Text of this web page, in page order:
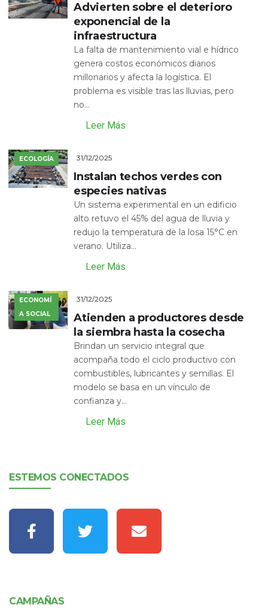
Advierten sobre el deterioro
exponencial de la
infraestructura
La falta de mantenimiento vial e hídrico
genera costos económicos diarios
millonarios y afecta la logística. El
problema es visible tras las lluvias, pero
no...
Leer Más
ECOLOGÍA 31/12/2025
Instalan techos verdes con
especies nativas
Un sistema experimental en un edificio
alto retuvo el 45% del agua de lluvia y
redujo la temperatura de la losa 15°C en
verano. Utiliza...
Leer Más
ECONOMÍ
A SOCIAL
31/12/2025
Atienden a productores desde
la siembra hasta la cosecha
Brindan un servicio integral que
acompaña todo el ciclo productivo con
combustibles, lubricantes y semillas. El
modelo se basa en un vínculo de
confianza y...
Leer Más
ESTEMOS CONECTADOS
CAMPAÑAS